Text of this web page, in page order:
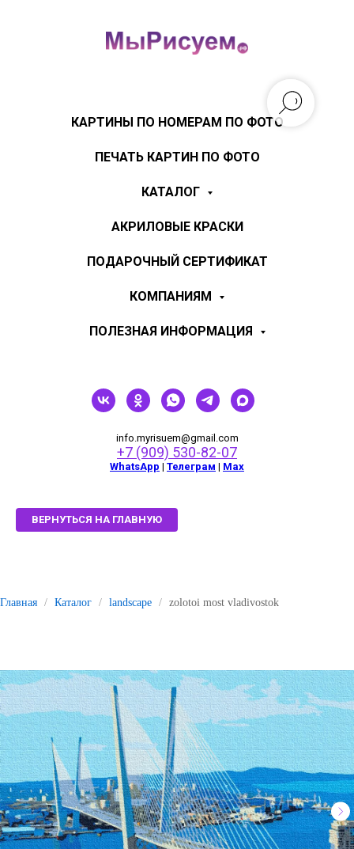
КАРТИНЫ ПО НОМЕРАМ ПО ФОТО
ПЕЧАТЬ КАРТИН ПО ФОТО
КАТАЛОГ
АКРИЛОВЫЕ КРАСКИ
ПОДАРОЧНЫЙ СЕРТИФИКАТ
КОМПАНИЯМ
ПОЛЕЗНАЯ ИНФОРМАЦИЯ
info.myrisuem@gmail.com
+7 (909) 530-82-07
WhatsApp | Телеграм | Мах
ВЕРНУТЬСЯ НА ГЛАВНУЮ
Главная / Каталог / landscape / zolotoi most vladivostok